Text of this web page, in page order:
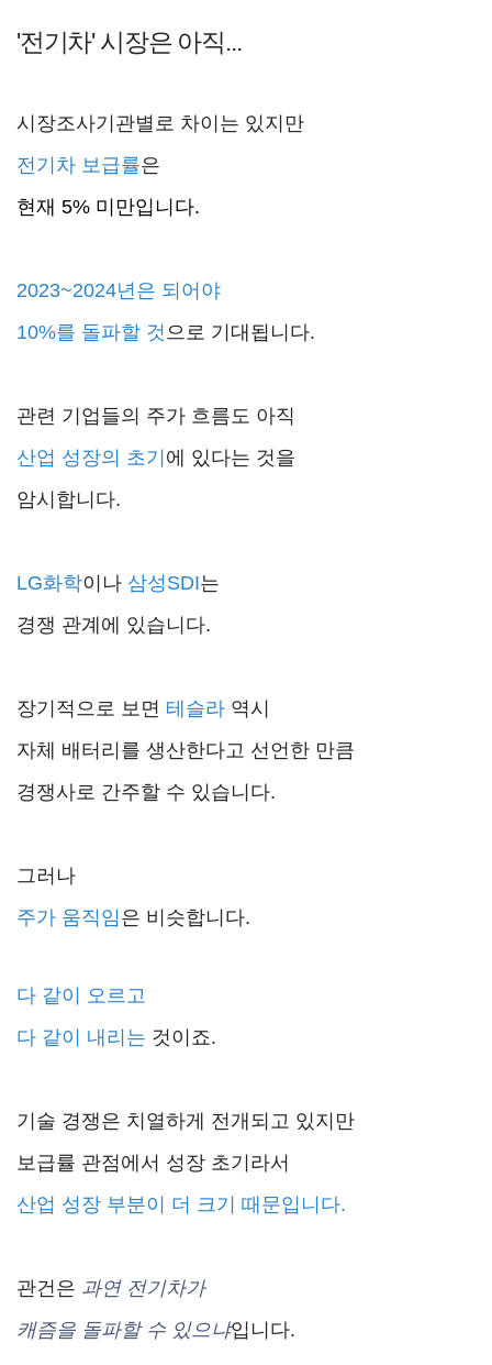
'전기차' 시장은 아직...
시장조사기관별로 차이는 있지만
전기차 보급률은
현재 5% 미만입니다.
2023~2024년은 되어야
10%를 돌파할 것으로 기대됩니다.
관련 기업들의 주가 흐름도 아직
산업 성장의 초기 에 있다는 것을
암시합니다.
LG화학이나 삼성SDI는
경쟁 관계에 있습니다.
장기적으로 보면 테슬라 역시
자체 배터리를 생산한다고 선언한 만큼
경쟁사로 간주할 수 있습니다.
그러나
주가 움직임은 비슷합니다.
다 같이 오르고
다 같이 내리는 것이죠.
기술 경쟁은 치열하게 전개되고 있지만
보급률 관점에서 성장 초기라서
산업 성장 부분이 더 크기 때문입니다.
관건은 과연 전기차가
캐즘을 돌파할 수 있으냐입니다.